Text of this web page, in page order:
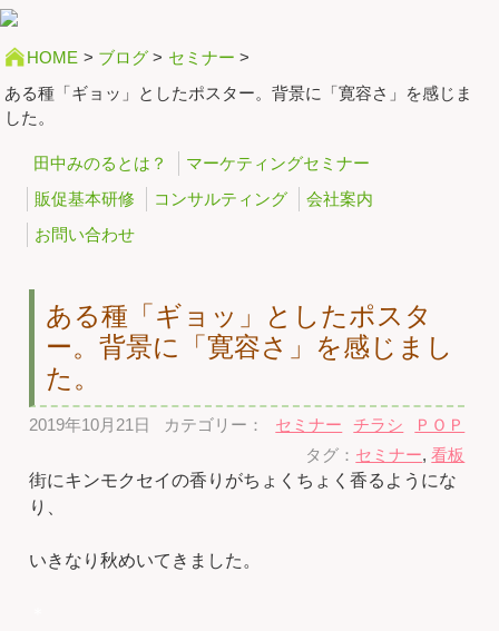
HOME > ブログ > セミナー >
ある種「ギョッ」としたポスター。背景に「寛容さ」を感じま
した。
田中みのるとは？
マーケティングセミナー
販促基本研修
コンサルティング
会社案内
お問い合わせ
ある種「ギョッ」としたポスタ
ー。背景に「寛容さ」を感じまし
た。
2019年10月21日 カテゴリー： セミナー チラシ
ＰＯＰ
タグ： セミナー,看板
街にキンモクセイの香りがちょくちょく香るようにな
り、
いきなり秋めいてきました。